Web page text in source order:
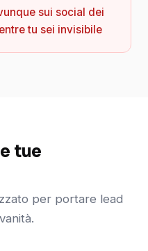
sui social dei
tu sei invisibile
tue
per portare lead